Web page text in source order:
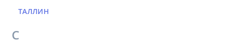
ТАЛЛИН
С